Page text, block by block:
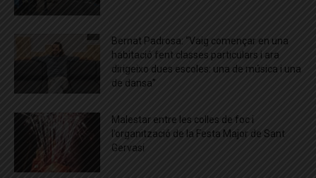
Bernat Padrosa: “Vaig començar en una
habitació fent classes particulars i ara
dirigeixo dues escoles: una de música i una
de dansa”
Malestar entre les colles de foc i
l’organització de la Festa Major de Sant
Gervasi